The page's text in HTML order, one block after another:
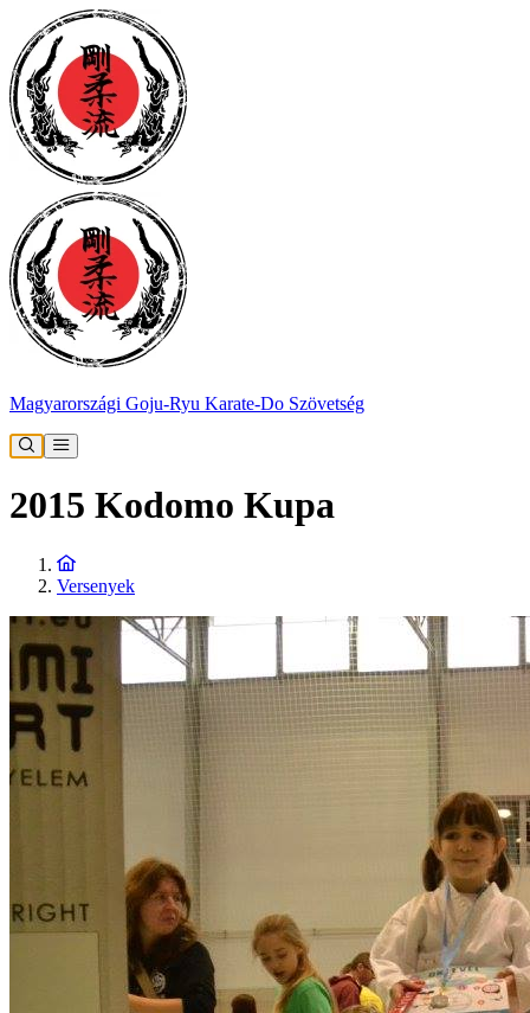
Magyarországi Goju-Ryu Karate-Do Szövetség
2015 Kodomo Kupa
Versenyek